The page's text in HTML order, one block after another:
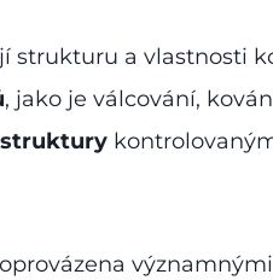
strukturu a vlastnosti
, jako je válcování,